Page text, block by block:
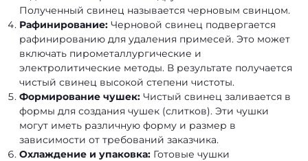
Полученный свинец называется черновым свинцом.
Рафинирование: Черновой свинец подвергается
рафинированию для удаления примесей. Это может
включать пирометаллургические и
электролитические методы. В результате получается
чистый свинец высокой степени чистоты.
Формирование чушек: Чистый свинец заливается в
формы для создания чушек (слитков). Эти чушки
могут иметь различную форму и размер в
зависимости от требований заказчика.
Охлаждение и упаковка: Готовые чушки